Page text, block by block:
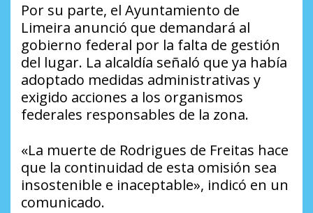
Por su parte, el Ayuntamiento de
Limeira anunció que demandará al
gobierno federal por la falta de gestión
del lugar. La alcaldía señaló que ya había
adoptado medidas administrativas y
exigido acciones a los organismos
federales responsables de la zona.
«La muerte de Rodrigues de Freitas hace
que la continuidad de esta omisión sea
insostenible e inaceptable», indicó en un
comunicado.